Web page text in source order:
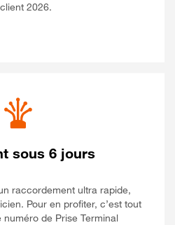
2026.
sous 6 jours
raccordement ultra rapide,
Pour en profiter, c’est tout
de Prise Terminal